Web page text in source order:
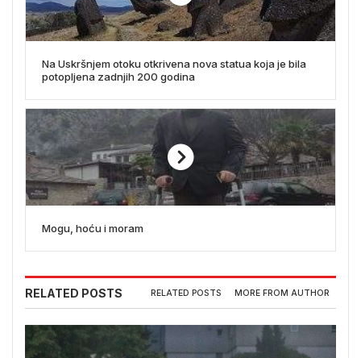
Na Uskršnjem otoku otkrivena nova statua koja je bila
potopljena zadnjih 200 godina
Mogu, hoću i moram
RELATED POSTS RELATED POSTS MORE FROM AUTHOR